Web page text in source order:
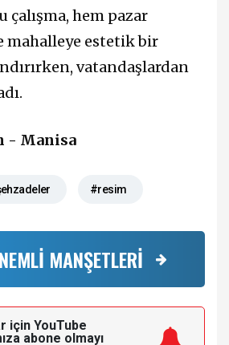
hem pazar
mahalleye estetik bir
vatandaşlardan
- Manisa
#resim
MANŞETLERİ
için YouTube
abone olmayı